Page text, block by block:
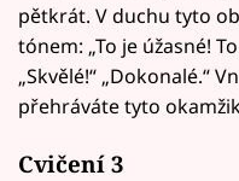
pětkrát. V duchu tyto
tónem: „To je úžasné!
„Skvělé!“ „Dokonalé.“
přehráváte tyto
Cvičení 3